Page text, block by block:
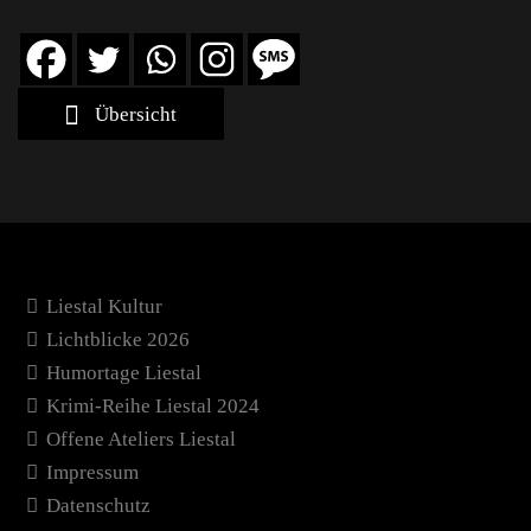
Übersicht
Liestal Kultur
Lichtblicke 2026
Humortage Liestal
Krimi-Reihe Liestal 2024
Offene Ateliers Liestal
Impressum
Datenschutz